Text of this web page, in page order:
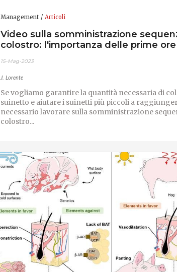
Management Articoli
Video sulla somministrazione
colostro: l'importanza delle prime ore
15-Mag-2023
J. Lorente
Se vogliamo garantire la quantità necessaria di
suinetto e aiutare i suinetti più piccoli a
necessario lavorare sulla somministrazione
colostro...